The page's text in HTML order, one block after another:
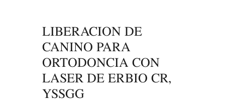
LIBERACION DE
CANINO PARA
ORTODONCIA CON
LASER DE ERBIO CR,
YSSGG